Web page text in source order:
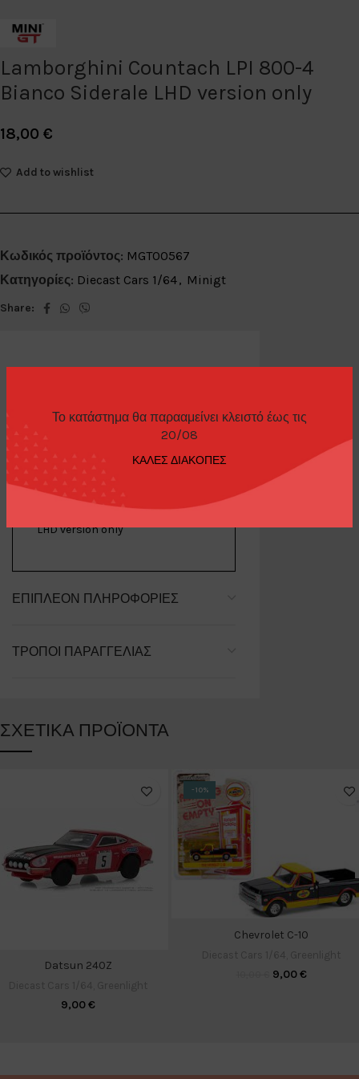
Το κατάστημα θα παρααμείνει κλειστό έως τις
20/08
ΚΑΛΕΣ ΔΙΑΚΟΠΕΣ
Lamborghini Countach LPI 800-4
Bianco Siderale LHD version only
18,00 €
Add to wishlist
Κωδικός προϊόντος: MGT00567
Κατηγορίες: Diecast Cars 1/64, Minigt
Share:
ΠΕΡΙΓΡΑΦΉ
Bianco Siderale
LHD version only
ΕΠΙΠΛΈΟΝ ΠΛΗΡΟΦΟΡΊΕΣ
ΤΡΌΠΟΙ ΠΑΡΑΓΓΕΛΊΑΣ
ΣΧΕΤΙΚΆ ΠΡΟΪΌΝΤΑ
Datsun 240Z
9,00€
-10%
Chevrolet C-10
9,00€